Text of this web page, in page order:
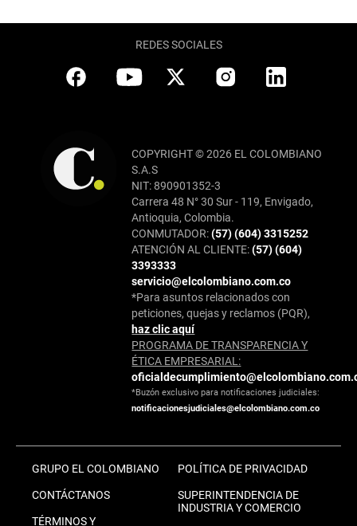
REDES SOCIALES
COPYRIGHT © 2026 EL COLOMBIANO
S.A.S
NIT: 890901352-3
Carrera 48 N° 30 Sur - 119, Envigado,
Antioquia, Colombia.
CONMUTADOR:(57) (604) 3315252
ATENCIÓN AL CLIENTE:(57) (604)
3393333
servicio@elcolombiano.com.co
*Para asuntos relacionados con
peticiones, quejas y reclamos (PQR),
haz clic aquí
PROGRAMA DE TRANSPARENCIA Y
ÉTICA EMPRESARIAL:
*Buzón exclusivo para notificaciones judiciales:
notificacionesjudiciales@elcolombiano.com.co
GRUPO EL COLOMBIANO
CONTÁCTANOS
TÉRMINOS Y
POLÍTICA DE PRIVACIDAD
SUPERINTENDENCIA DE
INDUSTRIA Y COMERCIO